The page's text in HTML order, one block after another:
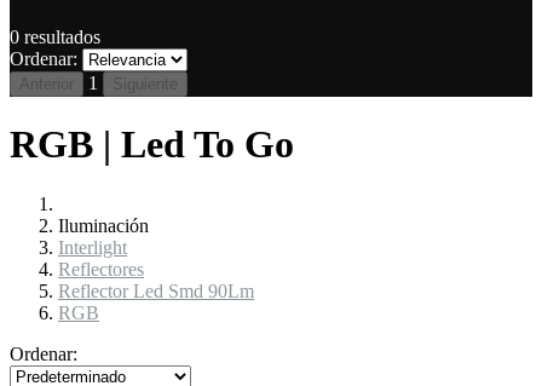
0 resultados
Ordenar:
Anterior 1 Siguiente
RGB | Led To Go
Iluminación
Interlight
Reflectores
Reflector Led Smd 90Lm
RGB
Ordenar: